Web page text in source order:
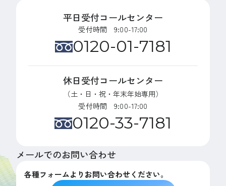
平日受付コールセンター
受付時間 9:00-17:00
0120-01-7181
休日受付コールセンター
（土・日・祝・年末年始専用）
受付時間 9:00-17:00
0120-33-7181
メールでのお問い合わせ
各種フォームよりお問い合わせください。